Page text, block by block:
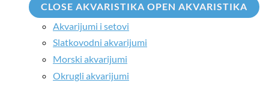
CLOSE AKVARISTIKA OPEN AKVARISTIKA
Akvarijumi i setovi
Slatkovodni akvarijumi
Morski akvarijumi
Okrugli akvarijumi